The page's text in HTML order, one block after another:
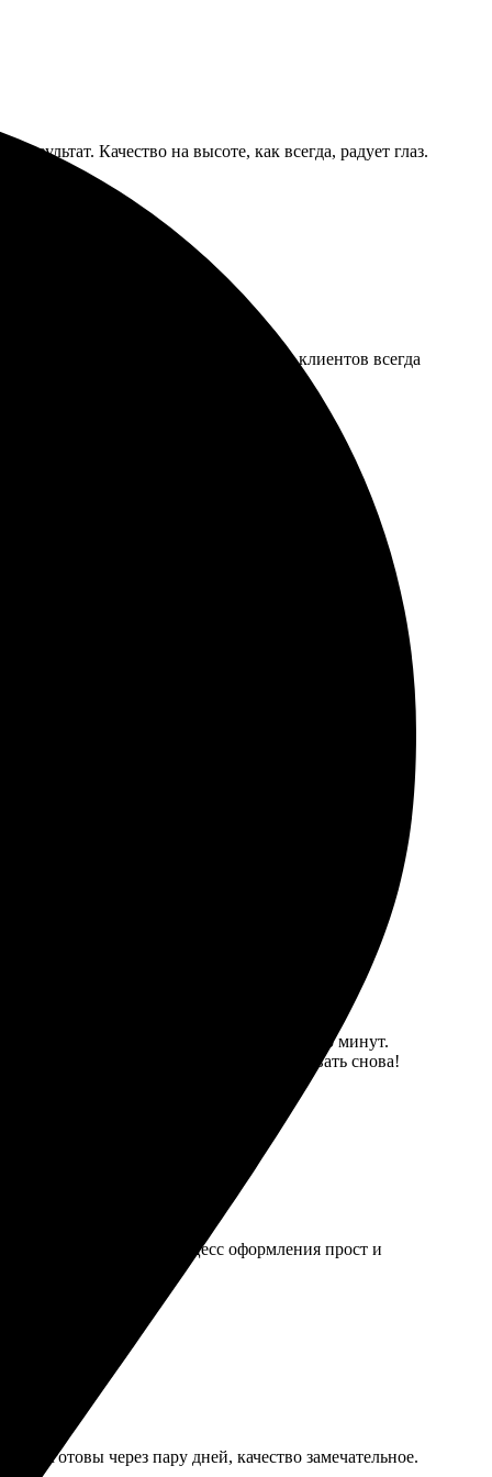
Качество на высоте, как всегда, радует глаз.
был простым и удобным. Поддержка клиентов всегда
Обязательно буду повторять опыт!
получила отличные распечатки. Качество
отличный способ сохранить воспоминания.
яркие моменты жизни в отличном качестве.
заказа занимает всего несколько минут.
на уровне, определенно буду заказывать снова!
на высоте, а процесс оформления прост и
готовы через пару дней, качество замечательное.